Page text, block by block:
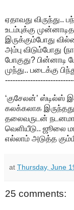
ஏதாவது விருந்து..
உடம்புக்கு
இருக்கும்போது
அம்பு விடும்போது
போகுது? பின்னாடி
முந்து.. படைக்கு
‘குசேலன்’
கலக்கலாக
தலைவருடன்
வெளியீடு.. ஜூலை
எல்லாம் அடுத்த
at Thursday, June
25 comments: